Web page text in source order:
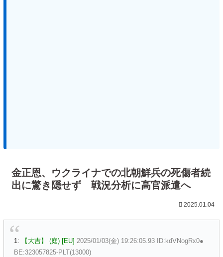
金正恩、ウクライナでの北朝鮮兵の死傷者続
出に驚き隠せず 戦況分析に高官派遣へ
2025.01.04
1: 【大吉】 (庭) [EU] 2025/01/03(金) 19:26:05.93 ID:kdVNogRx0●
BE:323057825-PLT(13000)